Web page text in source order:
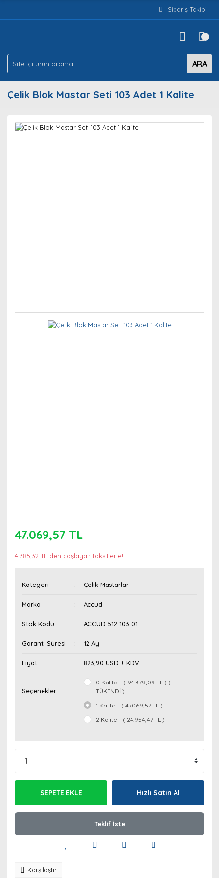
Sipariş Takibi
ARA
Çelik Blok Mastar Seti 103 Adet 1 Kalite
47.069,57 TL
4.385,32 TL den başlayan taksitlerle!
Kategori Çelik Mastarlar
Marka Accud
Stok Kodu ACCUD 512-103-01
Garanti Süresi 12 Ay
Fiyat 823,90 USD + KDV
Seçenekler
0 Kalite - ( 94.379,09 TL ) (
TÜKENDİ )
1 Kalite - ( 47.069,57 TL )
2 Kalite - ( 24.954,47 TL )
SEPETE EKLE Hızlı Satın Al
Teklif İste
Karşılaştır